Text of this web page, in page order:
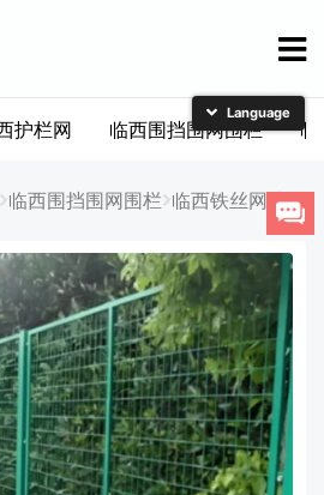
护栏网 临西围挡围网围栏 临
临西围挡围网围栏 临西铁丝网护栏
简体中文
日本語